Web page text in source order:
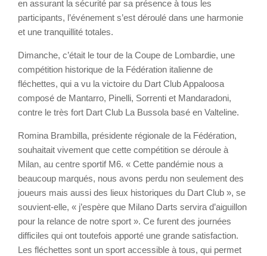
en assurant la sécurité par sa présence à tous les
participants, l’événement s’est déroulé dans une harmonie
et une tranquillité totales.
Dimanche, c’était le tour de la Coupe de Lombardie, une
compétition historique de la Fédération italienne de
fléchettes, qui a vu la victoire du Dart Club Appaloosa
composé de Mantarro, Pinelli, Sorrenti et Mandaradoni,
contre le très fort Dart Club La Bussola basé en Valteline.
Romina Brambilla, présidente régionale de la Fédération,
souhaitait vivement que cette compétition se déroule à
Milan, au centre sportif M6. « Cette pandémie nous a
beaucoup marqués, nous avons perdu non seulement des
joueurs mais aussi des lieux historiques du Dart Club », se
souvient-elle, « j’espère que Milano Darts servira d’aiguillon
pour la relance de notre sport ». Ce furent des journées
difficiles qui ont toutefois apporté une grande satisfaction.
Les fléchettes sont un sport accessible à tous, qui permet